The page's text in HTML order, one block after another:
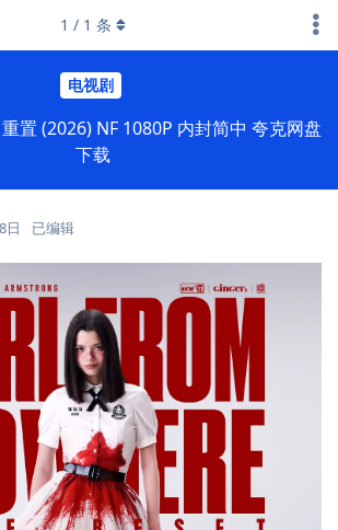
电视剧
置 (2026) NF 1080P 内封简中 夸克网盘
下载
1 / 1 条
日 已编辑